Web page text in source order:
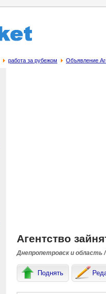
работа за рубежом Объявление
Агентство
Днепропетровск и область
Поднять